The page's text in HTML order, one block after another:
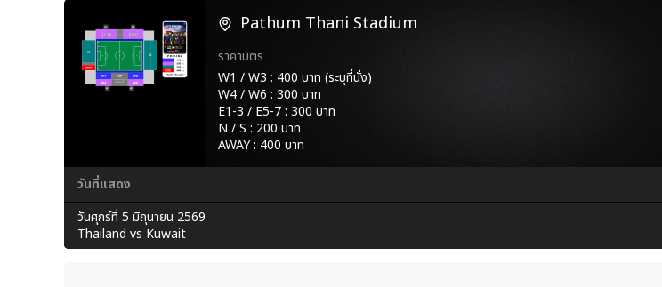
Pathum Thani Stadium
ราคาบัตร
W1 / W3 : 400 บาท (ระบุที่นั่ง)
W4 / W6 : 300 บาท
E1-3 / E5-7 : 300 บาท
N / S : 200 บาท
AWAY : 400 บาท
วันที่แสดง
วันศุกร์ที่ 5 มิถุนายน 2569
Thailand vs Kuwait